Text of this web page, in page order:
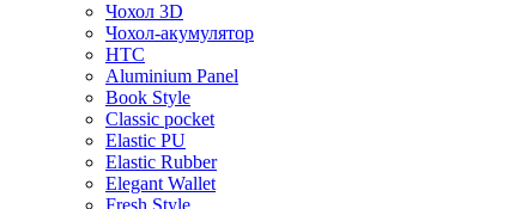
Чохол 3D
Чохол-акумулятор
HTC
Aluminium Panel
Book Style
Classic pocket
Elastic PU
Elastic Rubber
Elegant Wallet